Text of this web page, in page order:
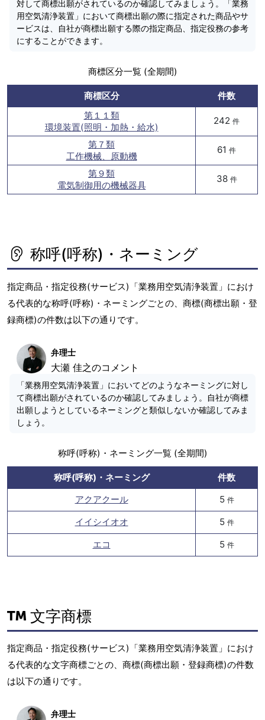
対して商標出願がされているのか確認してみましょう。「業務
用空気清浄装置」において商標出願の際に指定された商品やサ
ービスは、自社が商標出願する際の指定商品、指定役務の参考
にすることができます。
商標区分一覧 (全期間)
商標区分
件数
第１１類
環境装置(照明・加熱・給水)
242 件
第７類
工作機械、原動機
61 件
第９類
電気制御用の機械器具
38 件
称呼(呼称)・ネーミング
指定商品・指定役務(サービス)「業務用空気清浄装置」におけ
る代表的な称呼(呼称)・ネーミングごとの、商標(商標出願・登
録商標)の件数は以下の通りです。
弁理士
大瀬 佳之のコメント
「業務用空気清浄装置」においてどのようなネーミングに対し
て商標出願がされているのか確認してみましょう。自社が商標
出願しようとしているネーミングと類似しないか確認してみま
しょう。
称呼(呼称)・ネーミング一覧 (全期間)
称呼(呼称)・ネーミング
件数
アクアクール
5 件
イイシイオオ 5 件
エコ 5 件
文字商標
指定商品・指定役務(サービス)「業務用空気清浄装置」におけ
る代表的な文字商標ごとの、商標(商標出願・登録商標)の件数
は以下の通りです。
弁理士